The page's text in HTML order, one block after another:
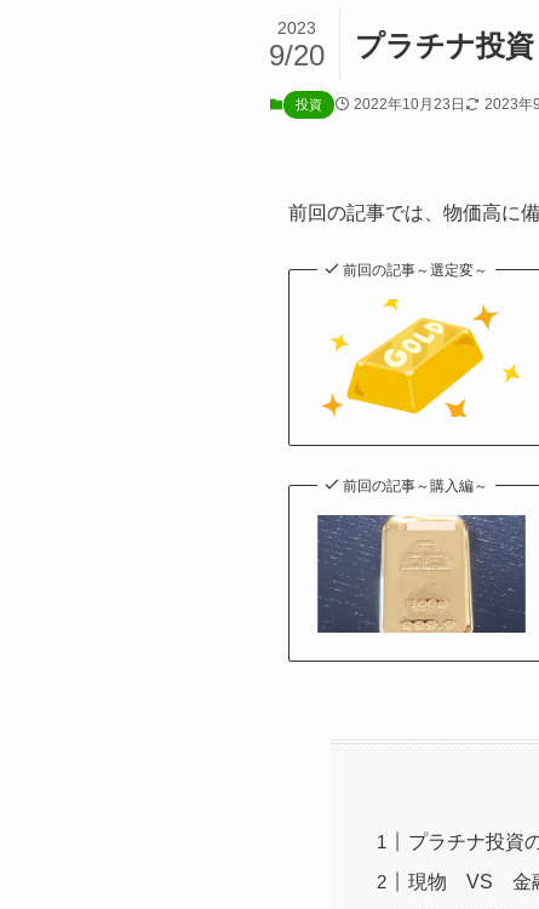
プラチナ投
2023
9/20
投資 2022年10月23日 2023年
前回の記事では、物価高に
前回の記事～選定変～
前回の記事～購入編～
プラチナ投資
現物 VS 金